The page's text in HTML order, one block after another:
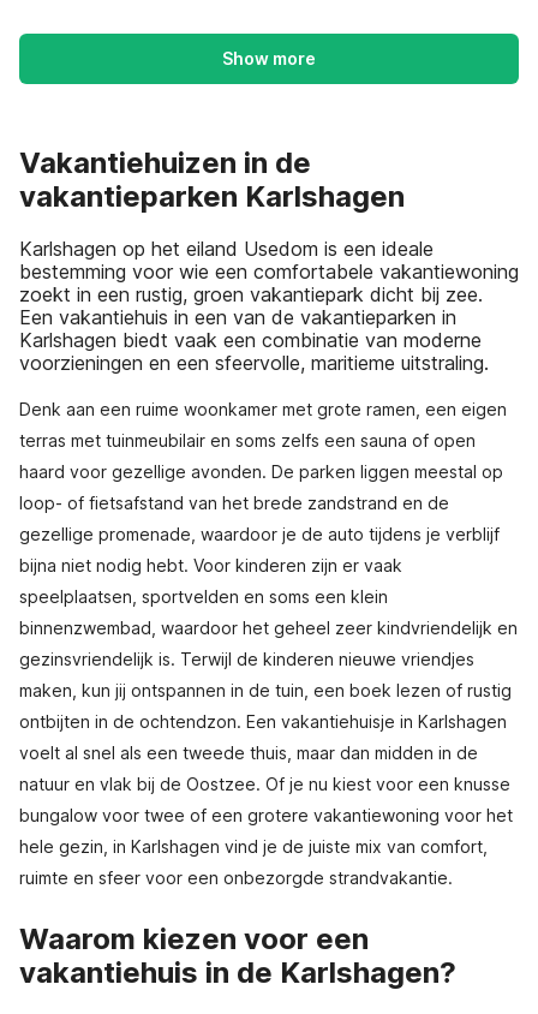
Show more
Vakantiehuizen in de
vakantieparken Karlshagen
Karlshagen op het eiland Usedom is een ideale
bestemming voor wie een comfortabele vakantiewoning
zoekt in een rustig, groen vakantiepark dicht bij zee.
Een vakantiehuis in een van de vakantieparken in
Karlshagen biedt vaak een combinatie van moderne
voorzieningen en een sfeervolle, maritieme uitstraling.
Denk aan een ruime woonkamer met grote ramen, een eigen
terras met tuinmeubilair en soms zelfs een sauna of open
haard voor gezellige avonden. De parken liggen meestal op
loop- of fietsafstand van het brede zandstrand en de
gezellige promenade, waardoor je de auto tijdens je verblijf
bijna niet nodig hebt. Voor kinderen zijn er vaak
speelplaatsen, sportvelden en soms een klein
binnenzwembad, waardoor het geheel zeer kindvriendelijk en
gezinsvriendelijk is. Terwijl de kinderen nieuwe vriendjes
maken, kun jij ontspannen in de tuin, een boek lezen of rustig
ontbijten in de ochtendzon. Een vakantiehuisje in Karlshagen
voelt al snel als een tweede thuis, maar dan midden in de
natuur en vlak bij de Oostzee. Of je nu kiest voor een knusse
bungalow voor twee of een grotere vakantiewoning voor het
hele gezin, in Karlshagen vind je de juiste mix van comfort,
ruimte en sfeer voor een onbezorgde strandvakantie.
Waarom kiezen voor een
vakantiehuis in de Karlshagen?